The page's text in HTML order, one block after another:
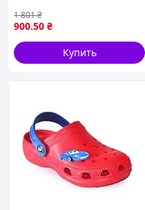
купания и прогулок на
свежем воздухе
900.50 ₴
1 801₴
Купить